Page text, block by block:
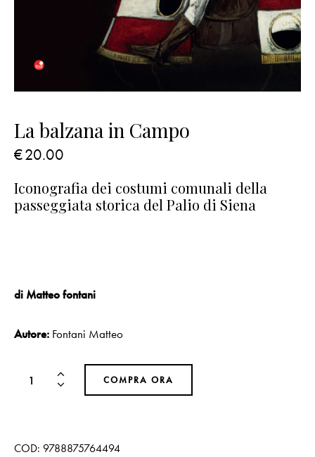
La balzana in Campo
€20.00
Iconografia dei costumi comunali della
passeggiata storica del Palio di Siena
di Matteo fontani
Autore: Fontani Matteo
COMPRA ORA
COD: 9788875764494